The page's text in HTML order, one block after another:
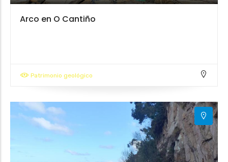
Arco en O Cantiño
Patrimonio geológico